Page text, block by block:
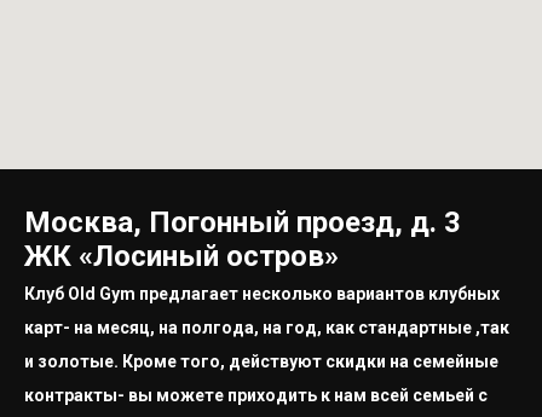
Москва, Погонный проезд, д. 3
ЖК «Лосиный остров»
Клуб Old Gym предлагает несколько вариантов клубных
карт- на месяц, на полгода, на год, как стандартные ,так
и золотые. Кроме того, действуют скидки на семейные
контракты- вы можете приходить к нам всей семьей с